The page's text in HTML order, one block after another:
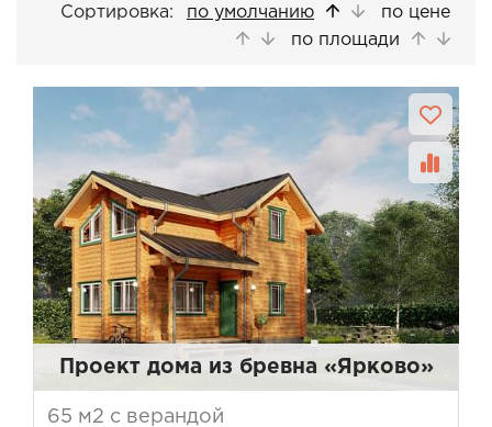
Сортировка: по умолчанию
по цене
по площади
Проект дома из бревна «Ярково»
65 м2 с верандой